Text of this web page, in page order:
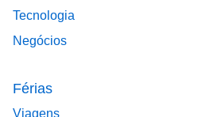
Tecnologia
Negócios
Férias
Viagens